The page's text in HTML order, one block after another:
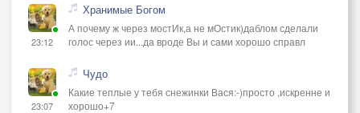
23:12
Хранимые Богом
А почему ж через мостИк,а не мОстик)даблом сделали
голос через ии...да вроде Вы и сами хорошо справл
23:07
Чудо
Какие теплые у тебя снежинки Вася:-)просто ,искренне и
хорошо+7